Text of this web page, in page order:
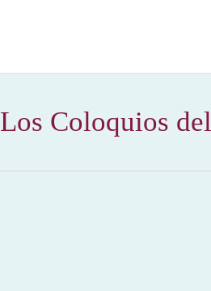
Los Coloquios